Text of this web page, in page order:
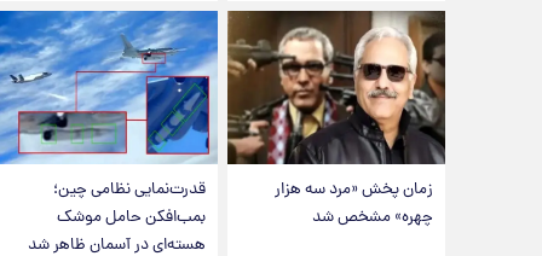
زمان پخش «مرد سه هزار
چهره» مشخص شد
قدرت‌نمایی نظامی چین؛
بمب‌افکن حامل موشک
هسته‌ای در آسمان ظاهر شد